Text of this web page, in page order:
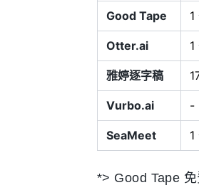
Good Tape 1
Otter.ai 1
雅婷逐字稿
Vurbo.ai -
SeaMeet
*> Good Tape